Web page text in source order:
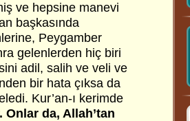
ve hepsine manevi
başkasında
Peygamber
gelenlerden hiç biri
adil, salih ve veli ve
bir hata çıksa da
Kur’an-ı kerimde
Onlar da, Allah’tan